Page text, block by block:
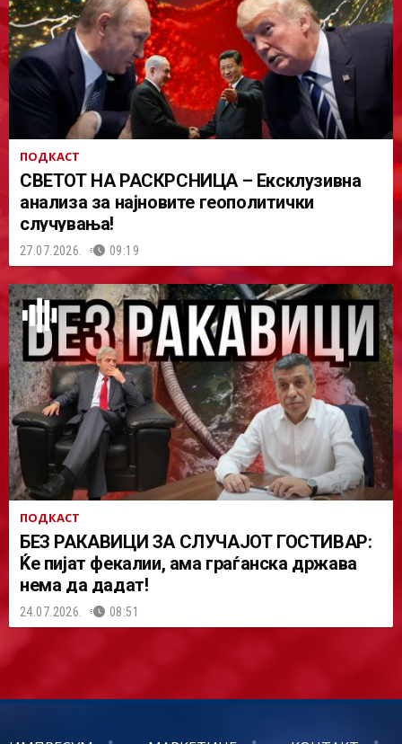
ПОДКАСТ
СВЕТОТ НА РАСКРСНИЦА – Ексклузивна
анализа за најновите геополитички
случувања!
27.07.2026. 09:19
ПОДКАСТ
БЕЗ РАКАВИЦИ ЗА СЛУЧАЈОТ ГОСТИВАР:
Ќе пијат фекалии, ама граѓанска држава
нема да дадат!
24.07.2026. 08:51